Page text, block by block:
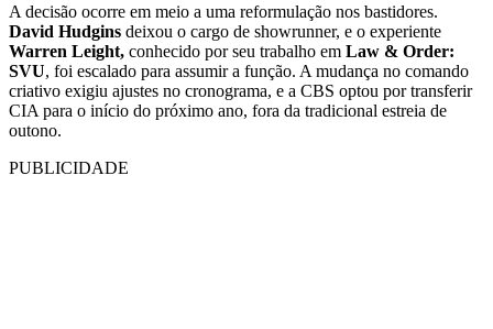
A decisão ocorre em meio a uma reformulação nos bastidores.
David Hudgins deixou o cargo de showrunner, e o experiente
Warren Leight, conhecido por seu trabalho em Law & Order:
SVU, foi escalado para assumir a função. A mudança no comando
criativo exigiu ajustes no cronograma, e a CBS optou por transferir
CIA para o início do próximo ano, fora da tradicional estreia de
outono.
PUBLICIDADE